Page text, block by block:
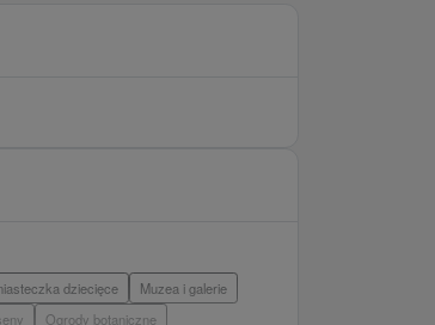
dziecięce
Muzea i galerie
Ogrody botaniczne